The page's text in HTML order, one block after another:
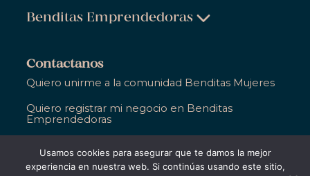
Salud & Bienestar
Hogar
Gastronomía
Entretenimiento
Educación
Benditas Emprendedoras
Salud & Bienestar
Hogar
Gastronomía
Contactanos
Quiero unirme a la comunidad Benditas Mujeres
Quiero registrar mi negocio en Benditas
Emprendedoras
Usamos cookies para asegurar que te damos la mejor
experiencia en nuestra web. Si continúas usando este sitio,